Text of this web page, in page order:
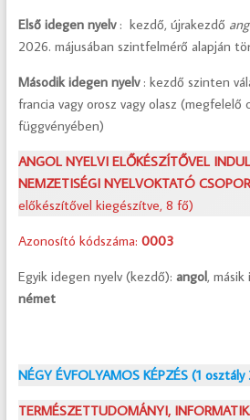
Első idegen nyelv : kezdő, újrakezdő
2026. májusában szintfelmérő alapján
Második idegen nyelv : kezdő szinten
francia vagy orosz vagy olasz (megfelelő
függvényében)
ANGOL NYELVI ELŐKÉSZÍTŐVEL
NEMZETISÉGI NYELVOKTATÓ
előkészítővel kiegészítve, 8 fő)
Azonosító kódszáma: 0003
Egyik idegen nyelv (kezdő): angol, másik
német
NÉGY ÉVFOLYAMOS KÉPZÉS (1
TERMÉSZETTUDOMÁNYI,